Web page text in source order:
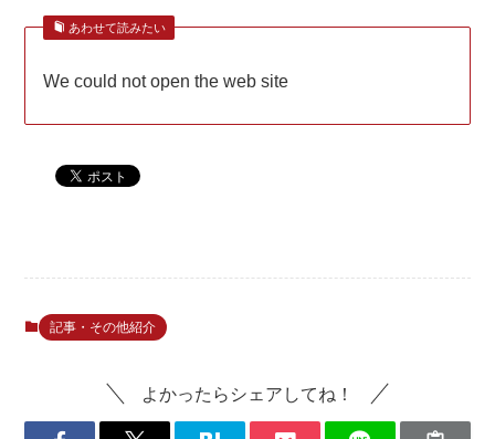
あわせて読みたい
We could not open the web site
記事・その他紹介
よかったらシェアしてね！